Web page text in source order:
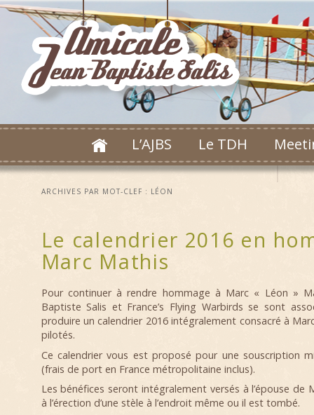
L’AJBS Le TDH
ARCHIVES PAR MOT-CLEF : LÉON
Le calendrier 2016 en
Marc Mathis
Pour continuer à rendre hommage à Marc « Léon »
Baptiste Salis et France’s Flying Warbirds se sont
produire un calendrier 2016 intégralement consacré à
pilotés.
Ce calendrier vous est proposé pour une souscription
(frais de port en France métropolitaine inclus).
Les bénéfices seront intégralement versés à l’épouse de
à l’érection d’une stèle à l’endroit même ou il est tombé.